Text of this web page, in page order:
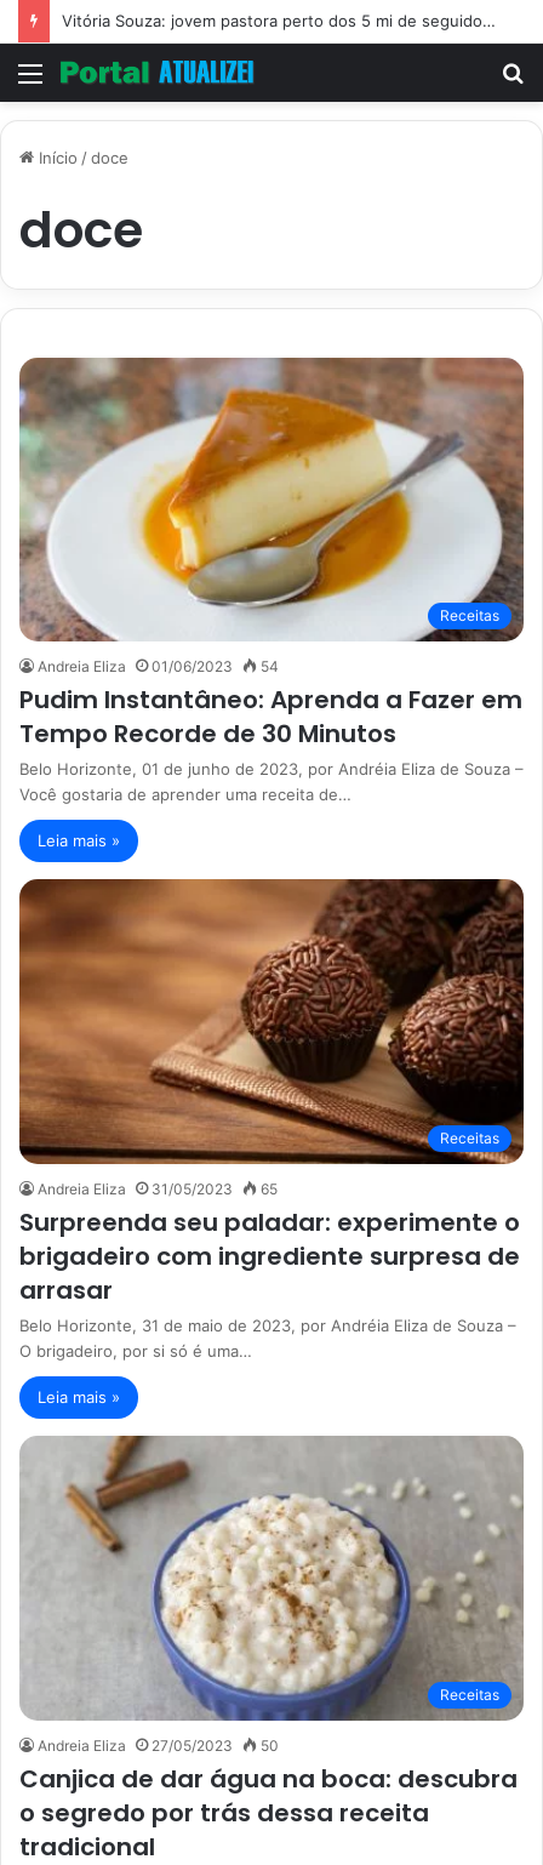
Vitória Souza: jovem pastora perto dos 5 mi de seguidores na web
Menu
Início /doce
doce
Receitas
Andreia Eliza 01/06/2023 54
Pudim Instantâneo: Aprenda a Fazer em
Tempo Recorde de 30 Minutos
Belo Horizonte, 01 de junho de 2023, por Andréia Eliza de Souza –
Você gostaria de aprender uma receita de…
Leia mais »
Receitas
Andreia Eliza 31/05/2023 65
Surpreenda seu paladar: experimente o
brigadeiro com ingrediente surpresa de
arrasar
Belo Horizonte, 31 de maio de 2023, por Andréia Eliza de Souza –
O brigadeiro, por si só é uma…
Leia mais »
Receitas
Andreia Eliza 27/05/2023 50
Canjica de dar água na boca: descubra
o segredo por trás dessa receita
tradicional